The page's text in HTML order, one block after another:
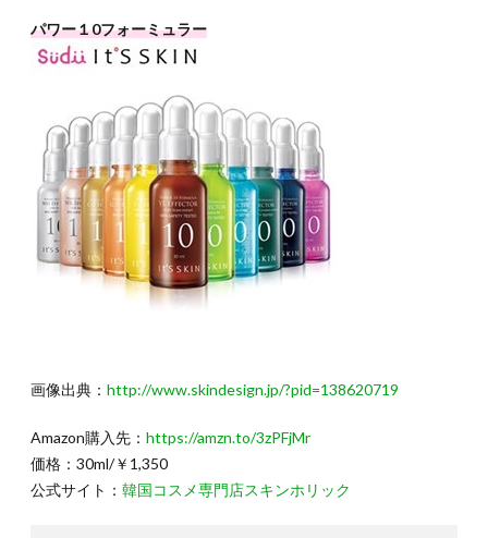
パワー１0フォーミュラー
画像出典： http://www.skindesign.jp/?pid=138620719
Amazon購入先： https://amzn.to/3zPFjMr
価格：30ml/￥1,350
公式サイト： 韓国コスメ専門店スキンホリック